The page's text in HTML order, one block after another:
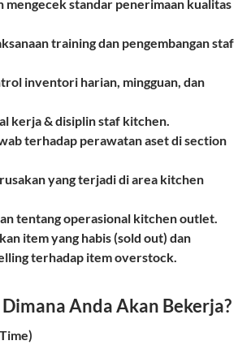
mengecek standar penerimaan kualitas
training dan pengembangan staf
inventori harian, mingguan, dan
kerja & disiplin staf kitchen.
terhadap perawatan aset di section
yang terjadi di area kitchen
tentang operasional kitchen outlet.
item yang habis (sold out) dan
terhadap item overstock.
Anda Akan Bekerja?